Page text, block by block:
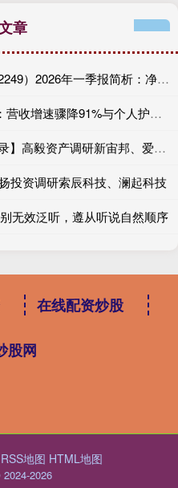
章
巨牛鑫配资平台 大洋电机（002249）2026年一季报简析：净利润同比增长5.11%，盈利能力上升
财盈策略平台 珀莱雅港股IPO：营收增速骤降91%与个人护理业务102%增长的冰火两重天
北京配资网官网 【私募调研记录】高毅资产调研新宙邦、爱博医疗等3只个股（附名单）
投资调研索辰科技、澜起科技
无效泛听，遵从听说自然顺序
在线配资炒股
股网
RSS地图 HTML地图
2026